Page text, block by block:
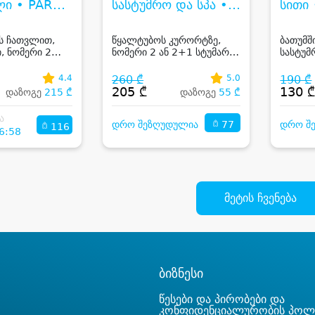
• PARK
ჩათვლით,
ნომერი 2
და
4.4
დაზოგე 215 ₾
116
სასტუმრო და სპა •
HOTEL & SPA
წყალტუბოს კურორტზე,
ნომერი 2 ან 2+1 სტუმარზე
საუნით
260 ₾
205 ₾
5.0
დაზოგე 55 ₾
დრო შეზღუდულია 77
სითი
მთის
ხედებით
190 ₾
130 ₾
დრო
მეტის ჩვენება
ბიზნესი
წესები და პირობები და
კონფიდენციალურობის